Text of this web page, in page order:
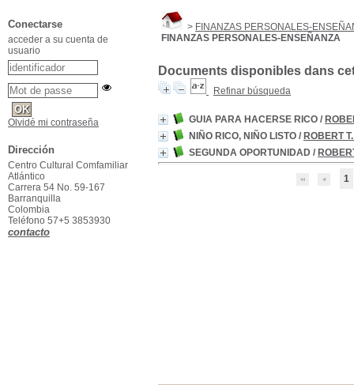
> FINANZAS PERSONALES-
FINANZAS PERSONALES-ENSEÑANZA
Documents disponibles dans
Refinar búsqueda
GUIA PARA HACERSE RICO /
NIÑO RICO, NIÑO LISTO / ROBERT
SEGUNDA OPORTUNIDAD /
1
Conectarse
acceder a su cuenta de
usuario
Olvidé mi contraseña
Dirección
Centro Cultural Comfamiliar
Atlántico
Carrera 54 No. 59-167
Barranquilla
Colombia
Teléfono 57+5 3853930
contacto